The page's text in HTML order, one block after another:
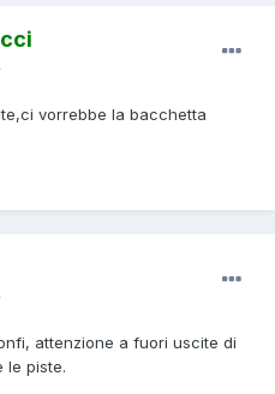
vorrebbe la bacchetta
attenzione a fuori uscite di
le piste.